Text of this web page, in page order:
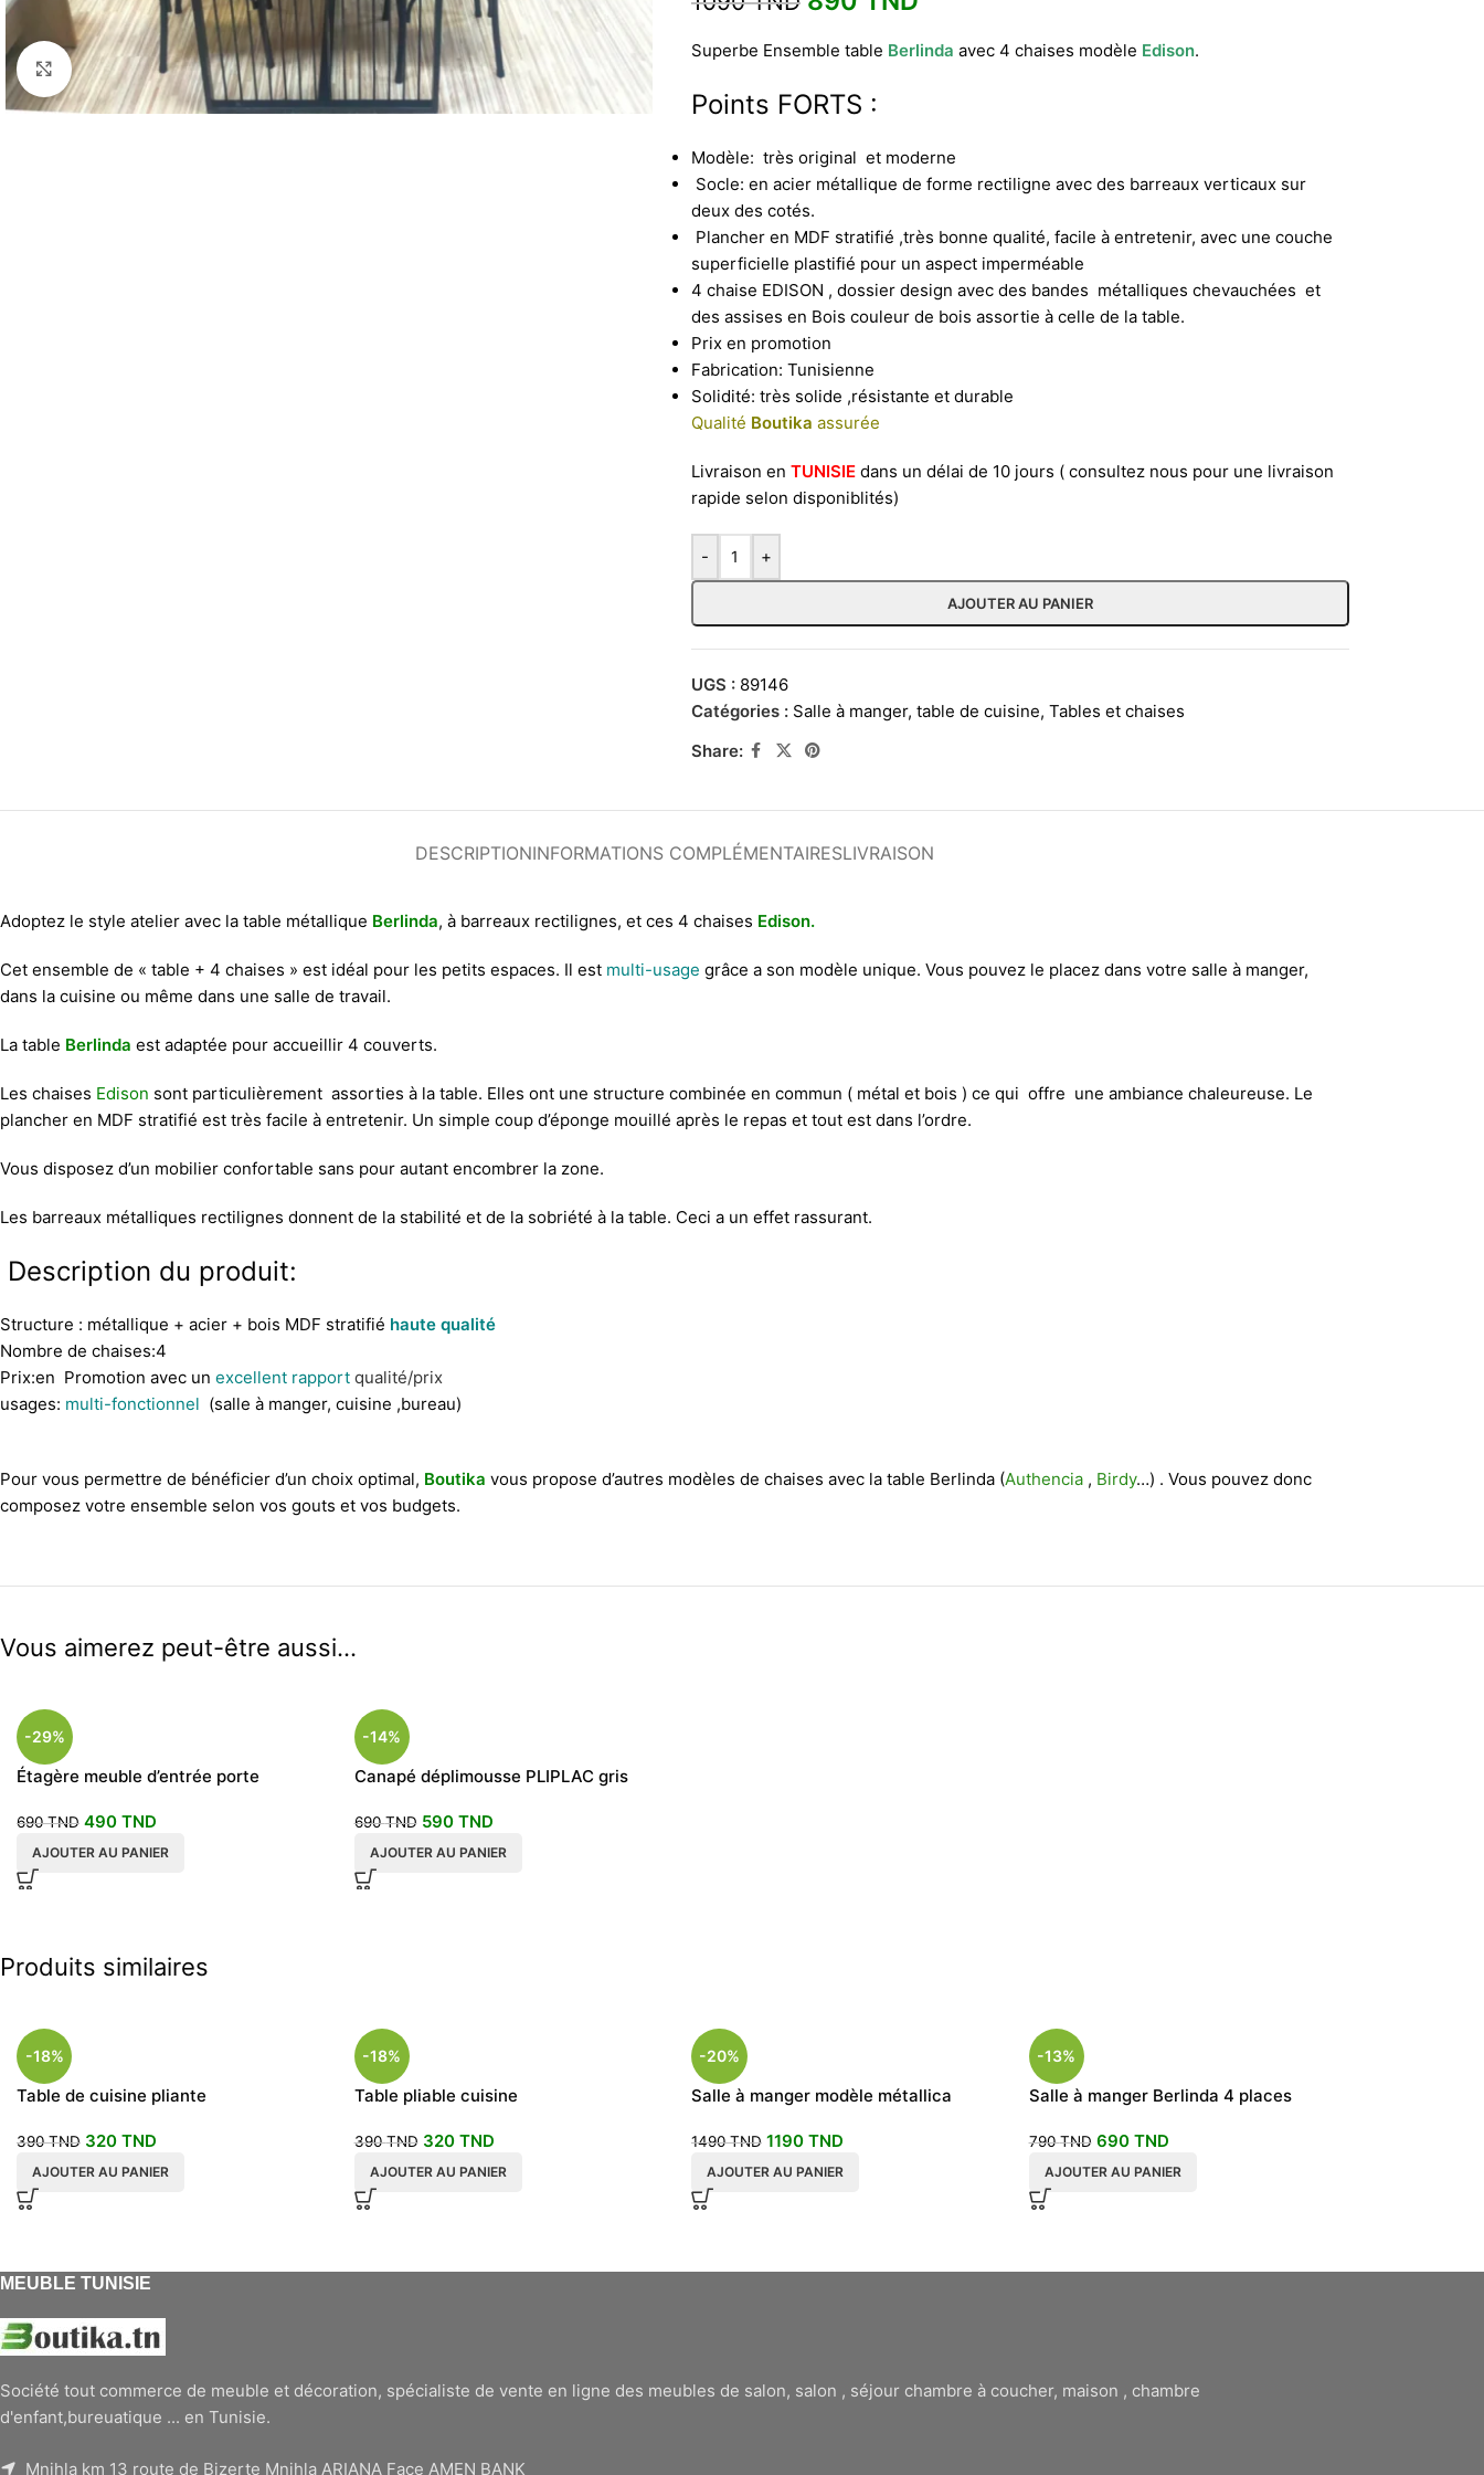
Agrandir
Superbe Ensemble table Berlinda avec 4 chaises modèle Edison.
Points FORTS :
Modèle: très original et moderne
Socle: en acier métallique de forme rectiligne avec des barreaux verticaux sur
deux des cotés.
Plancher en MDF stratifié ,très bonne qualité, facile à entretenir, avec une couche
superficielle plastifié pour un aspect imperméable
4 chaise EDISON , dossier design avec des bandes métalliques chevauchées et
des assises en Bois couleur de bois assortie à celle de la table.
Prix en promotion
Fabrication: Tunisienne
Solidité: très solide ,résistante et durable
Qualité Boutika assurée
Livraison en TUNISIE dans un délai de 10 jours ( consultez nous pour une livraison
rapide selon disponiblités)
- +
AJOUTER AU PANIER
UGS : 89146
Catégories : Salle à manger, table de cuisine, Tables et chaises
Share:
DESCRIPTIONINFORMATIONS COMPLÉMENTAIRESLIVRAISON
Adoptez le style atelier avec la table métallique Berlinda, à barreaux rectilignes, et ces 4 chaises Edison.
Cet ensemble de « table + 4 chaises » est idéal pour les petits espaces. Il est multi-usage grâce a son modèle unique. Vous pouvez le placez dans votre salle à manger,
dans la cuisine ou même dans une salle de travail.
La table Berlinda est adaptée pour accueillir 4 couverts.
Les chaises Edison sont particulièrement assorties à la table. Elles ont une structure combinée en commun ( métal et bois ) ce qui offre une ambiance chaleureuse. Le
plancher en MDF stratifié est très facile à entretenir. Un simple coup d’éponge mouillé après le repas et tout est dans l’ordre.
Vous disposez d’un mobilier confortable sans pour autant encombrer la zone.
Les barreaux métalliques rectilignes donnent de la stabilité et de la sobriété à la table. Ceci a un effet rassurant.
Description du produit:
Structure : métallique + acier + bois MDF stratifié haute qualité
Nombre de chaises:4
Prix:en Promotion avec un excellent rapport qualité/prix
usages: multi-fonctionnel (salle à manger, cuisine ,bureau)
Pour vous permettre de bénéficier d’un choix optimal, Boutika vous propose d’autres modèles de chaises avec la table Berlinda (Authencia , Birdy…) . Vous pouvez donc
composez votre ensemble selon vos gouts et vos budgets.
Vous aimerez peut-être aussi…
-29%
Étagère meuble d’entrée porte
690TND 490 TND
AJOUTER AU PANIER
-14%
Canapé déplimousse PLIPLAC gris
690TND 590 TND
AJOUTER AU PANIER
Produits similaires
-18%
Table de cuisine pliante
390TND 320 TND
AJOUTER AU PANIER
-18%
Table pliable cuisine
390TND 320 TND
AJOUTER AU PANIER
-20%
Salle à manger modèle métallica
1490TND 1190 TND
AJOUTER AU PANIER
-13%
Salle à manger Berlinda 4 places
790TND 690 TND
AJOUTER AU PANIER
MEUBLE TUNISIE
Société tout commerce de meuble et décoration, spécialiste de vente en ligne des meubles de salon, salon , séjour chambre à coucher, maison , chambre
d'enfant,bureuatique ... en Tunisie.
Mnihla km 13 route de Bizerte Mnihla ARIANA Face AMEN BANK